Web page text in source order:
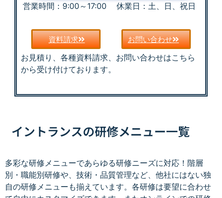
営業時間：9:00～17:00 休業日：土、日、祝日
資料請求 お問い合わせ
お見積り、各種資料請求、お問い合わせはこちら
から受け付けております。
イントランスの研修メニュー一覧
多彩な研修メニューであらゆる研修ニーズに対応！階層
別・職能別研修や、技術・品質管理など、他社にはない独
自の研修メニューも揃えています。各研修は要望に合わせ